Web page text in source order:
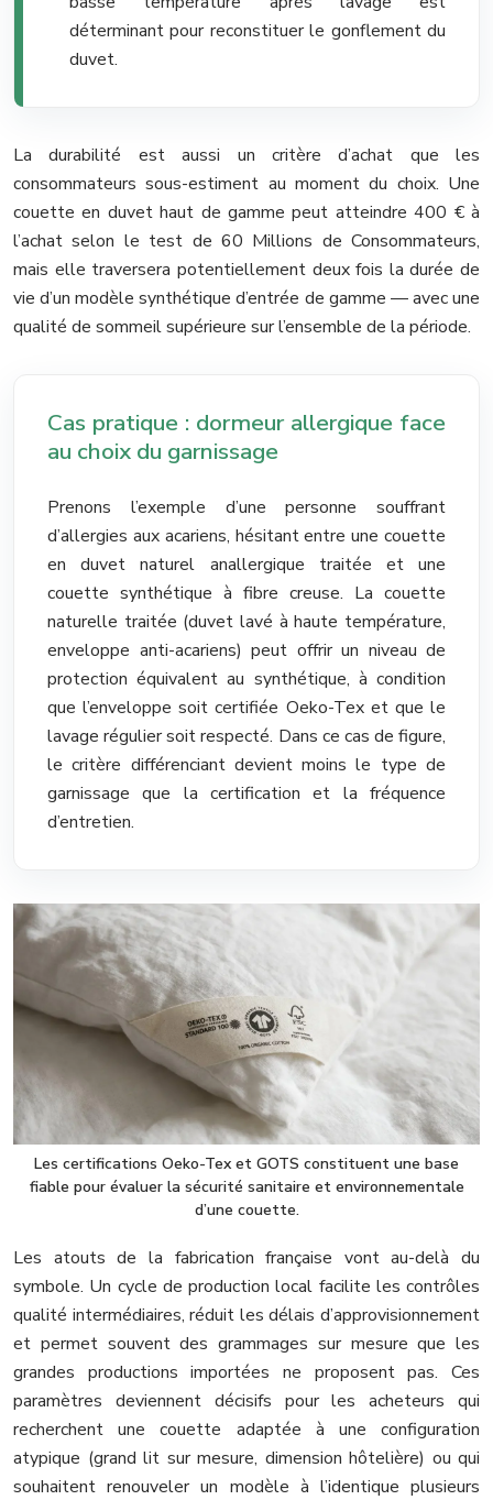
déterminant pour reconstituer le gonflement du
duvet.
La durabilité est aussi un critère d’achat que les
consommateurs sous-estiment au moment du choix. Une
couette en duvet haut de gamme peut atteindre 400 € à
l’achat selon le test de 60 Millions de Consommateurs,
mais elle traversera potentiellement deux fois la durée de
vie d’un modèle synthétique d’entrée de gamme — avec une
qualité de sommeil supérieure sur l’ensemble de la période.
Cas pratique : dormeur allergique face
au choix du garnissage
Prenons l’exemple d’une personne souffrant
d’allergies aux acariens, hésitant entre une couette
en duvet naturel anallergique traitée et une
couette synthétique à fibre creuse. La couette
naturelle traitée (duvet lavé à haute température,
enveloppe anti-acariens) peut offrir un niveau de
protection équivalent au synthétique, à condition
que l’enveloppe soit certifiée Oeko-Tex et que le
lavage régulier soit respecté. Dans ce cas de figure,
le critère différenciant devient moins le type de
garnissage que la certification et la fréquence
d’entretien.
Les certifications Oeko-Tex et GOTS constituent une base
fiable pour évaluer la sécurité sanitaire et environnementale
d’une couette.
Les atouts de la fabrication française vont au-delà du
symbole. Un cycle de production local facilite les contrôles
qualité intermédiaires, réduit les délais d’approvisionnement
et permet souvent des grammages sur mesure que les
grandes productions importées ne proposent pas. Ces
paramètres deviennent décisifs pour les acheteurs qui
recherchent une couette adaptée à une configuration
atypique (grand lit sur mesure, dimension hôtelière) ou qui
souhaitent renouveler un modèle à l’identique plusieurs